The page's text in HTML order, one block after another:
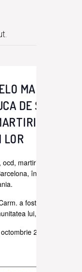
MARIA PRAT
DE SAN
ÎN
LOR
ocd, martirizat împreună
în 1936, în
a fost martirzat la
lui, în 1936.
2007.